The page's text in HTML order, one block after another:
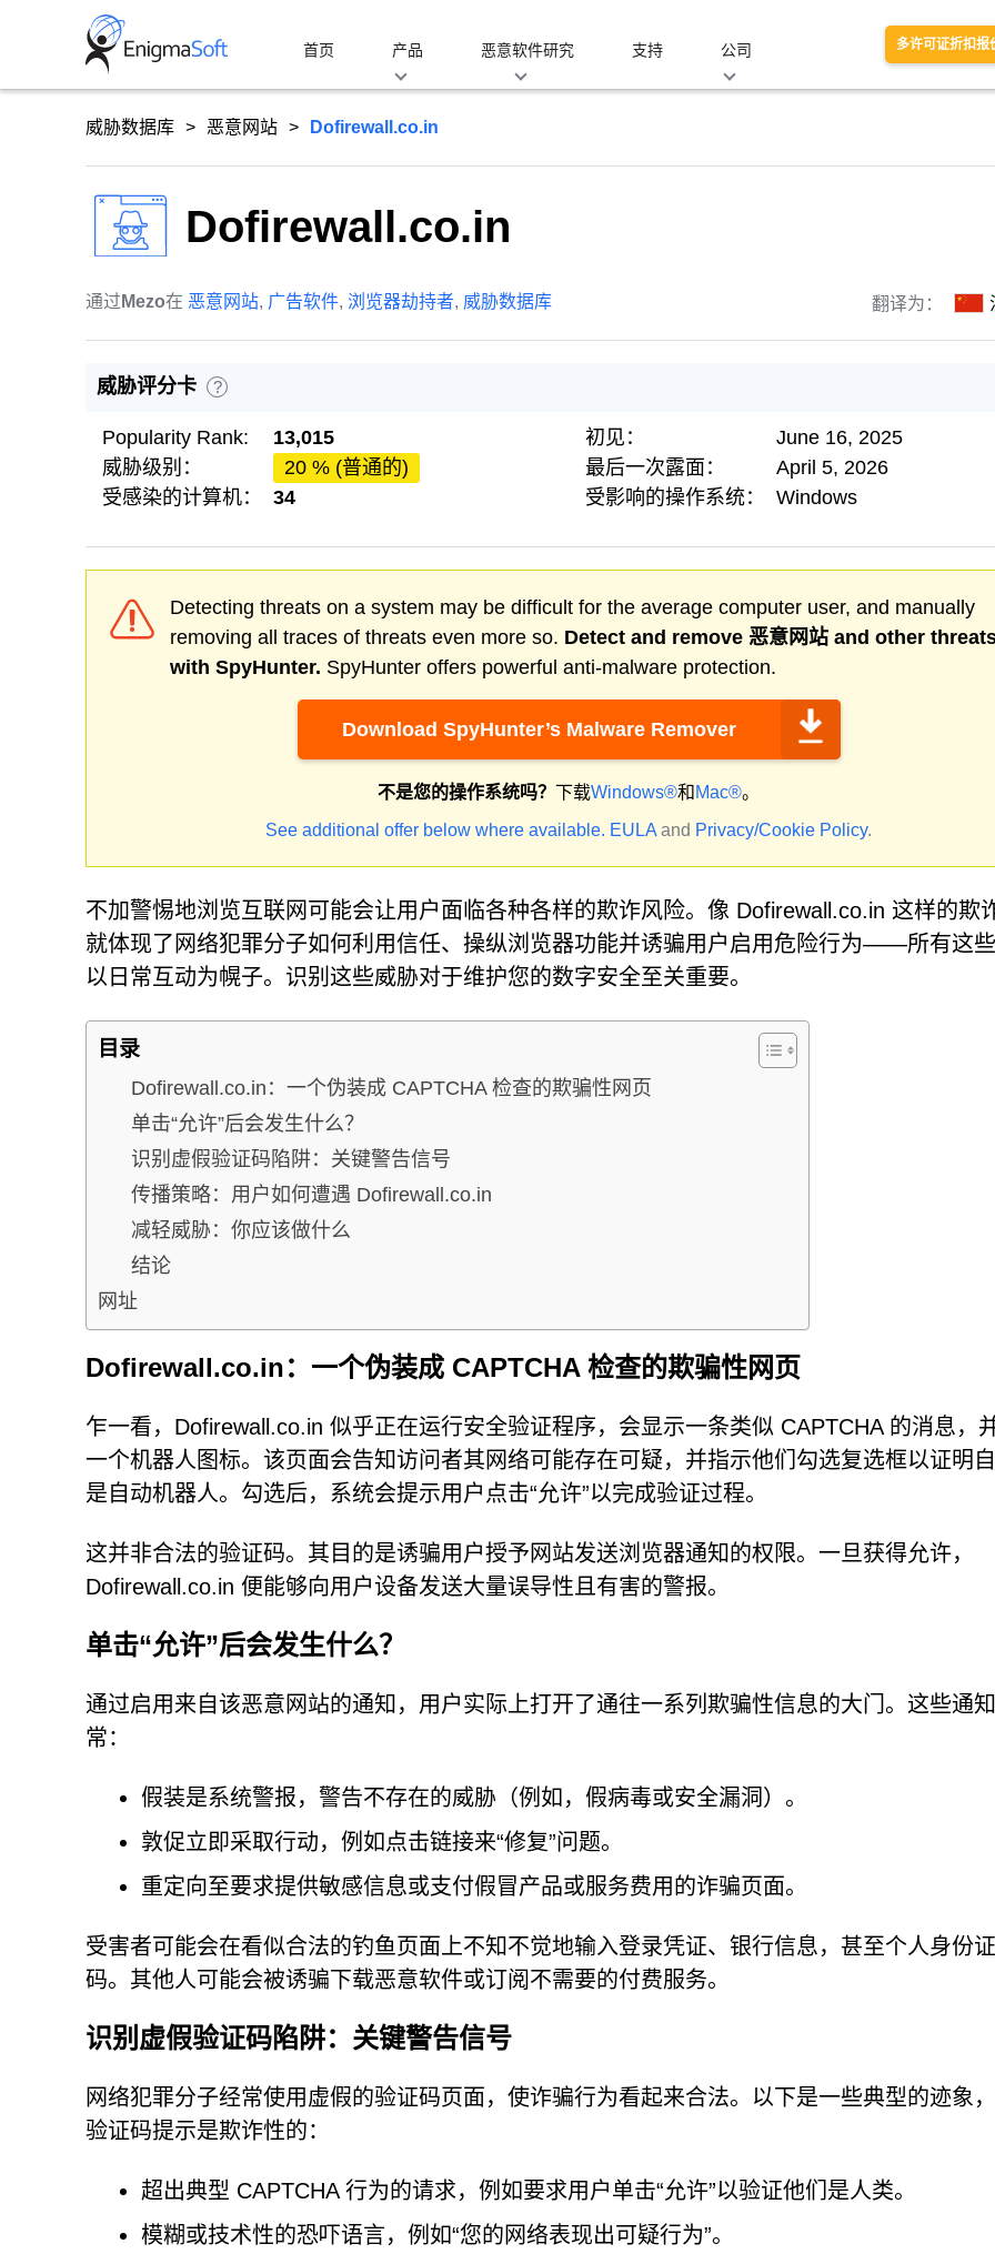
首页 产品 恶意软件研究 支持 公司 多许可证折扣报
威胁数据库 恶意网站 Dofirewall.co.in
Dofirewall.co.in
通过 Mezo在 恶意网站, 广告软件, 浏览器劫持者, 威胁数据库 翻译为：
威胁评分卡 ?
Popularity Rank:
13,015
威胁级别：
20 % (普通的)
受感染的计算机：
34
初见：
June 16, 2025
最后一次露面：
April 5, 2026
受影响的操作系统：
Windows
Detecting threats on a system may be difficult for the average computer user, and manually
removing all traces of threats even more so. Detect and remove 恶意网站 and other
with SpyHunter. SpyHunter offers powerful anti-malware protection.
Download SpyHunter’s Malware Remover
不是您的操作系统吗？ 下载Windows®和 Mac®。
See additional offer below where available. EULA and Privacy/Cookie Policy.
不加警惕地浏览互联网可能会让用户面临各种各样的欺诈风险。像 Dofirewall.co.in 这样的欺
就体现了网络犯罪分子如何利用信任、操纵浏览器功能并诱骗用户启用危险行为——所有这
以日常互动为幌子。识别这些威胁对于维护您的数字安全至关重要。
目录
Dofirewall.co.in：一个伪装成 CAPTCHA 检查的欺骗性网页
单击“允许”后会发生什么？
识别虚假验证码陷阱：关键警告信号
传播策略：用户如何遭遇 Dofirewall.co.in
减轻威胁：你应该做什么
结论
网址
Dofirewall.co.in：一个伪装成 CAPTCHA 检查的欺骗性网页
乍一看，Dofirewall.co.in 似乎正在运行安全验证程序，会显示一条类似 CAPTCHA 的消息，
一个机器人图标。该页面会告知访问者其网络可能存在可疑，并指示他们勾选复选框以证明
是自动机器人。勾选后，系统会提示用户点击“允许”以完成验证过程。
这并非合法的验证码。其目的是诱骗用户授予网站发送浏览器通知的权限。一旦获得允许，
Dofirewall.co.in 便能够向用户设备发送大量误导性且有害的警报。
单击“允许”后会发生什么？
通过启用来自该恶意网站的通知，用户实际上打开了通往一系列欺骗性信息的大门。这些通
常：
假装是系统警报，警告不存在的威胁（例如，假病毒或安全漏洞）。
敦促立即采取行动，例如点击链接来“修复”问题。
重定向至要求提供敏感信息或支付假冒产品或服务费用的诈骗页面。
受害者可能会在看似合法的钓鱼页面上不知不觉地输入登录凭证、银行信息，甚至个人身份
码。其他人可能会被诱骗下载恶意软件或订阅不需要的付费服务。
识别虚假验证码陷阱：关键警告信号
网络犯罪分子经常使用虚假的验证码页面，使诈骗行为看起来合法。以下是一些典型的迹象
验证码提示是欺诈性的：
超出典型 CAPTCHA 行为的请求，例如要求用户单击“允许”以验证他们是人类。
模糊或技术性的恐吓语言，例如“您的网络表现出可疑行为”。